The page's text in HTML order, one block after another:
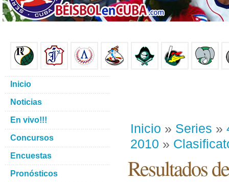
Inicio » Series »
2010 »
Resultados
Inicio
Noticias
En vivo!!!
Concursos
Encuestas
Pronósticos